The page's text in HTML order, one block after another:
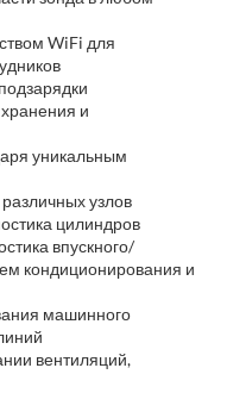
WiFi для
и
уникальным
узлов
цилиндров
впускного/
кондиционирования и
машинного
вентиляций,